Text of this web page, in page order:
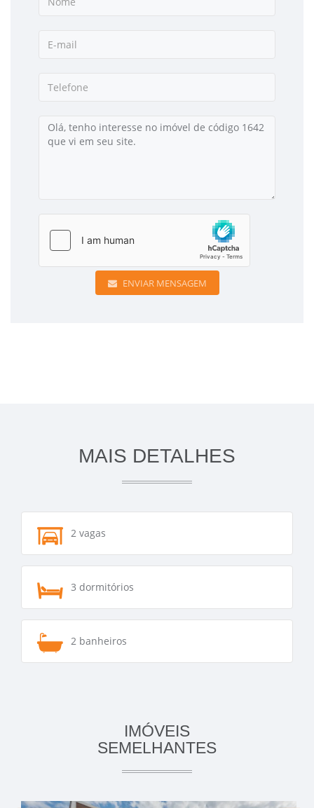
ENVIAR MENSAGEM
MAIS DETALHES
2 vagas
3 dormitórios
2 banheiros
IMÓVEIS
SEMELHANTES